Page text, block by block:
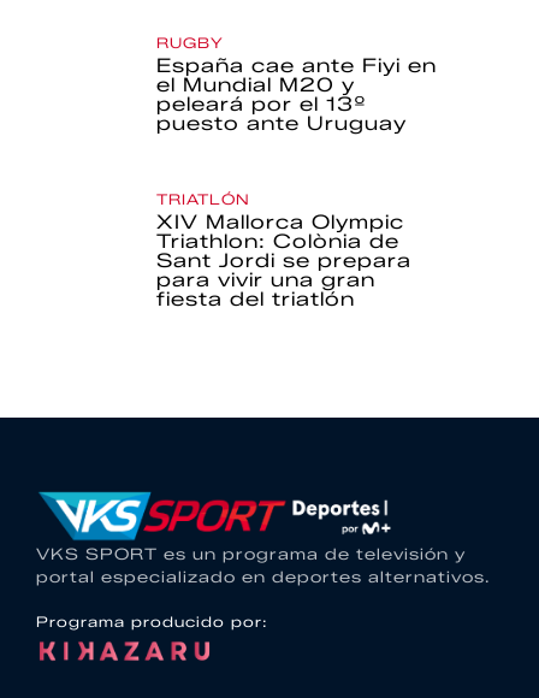
RUGBY
España cae ante Fiyi en
el Mundial M20 y
peleará por el 13º
puesto ante Uruguay
TRIATLÓN
XIV Mallorca Olympic
Triathlon: Colònia de
Sant Jordi se prepara
para vivir una gran
fiesta del triatlón
VKS SPORT es un programa de televisión y
portal especializado en deportes alternativos.
Programa producido por: